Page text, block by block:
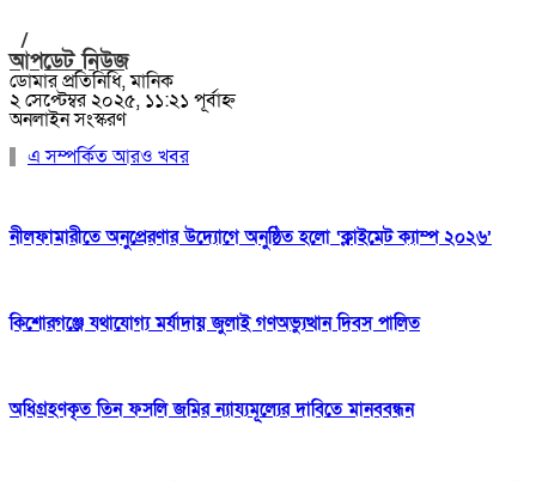
/
আপডেট নিউজ
ডোমার প্রতিনিধি, মানিক
২ সেপ্টেম্বর ২০২৫, ১১:২১ পূর্বাহ্ন
অনলাইন সংস্করণ
এ সম্পর্কিত আরও খবর
নীলফামারীতে অনুপ্রেরণার উদ্যোগে অনুষ্ঠিত হলো ‘ক্লাইমেট ক্যাম্প ২০২৬’
কিশোরগঞ্জে যথাযোগ্য মর্যাদায় জুলাই গণঅভ্যুত্থান দিবস পালিত
অধিগ্রহণকৃত তিন ফসলি জমির ন্যায্যমূল্যের দাবিতে মানববন্ধন